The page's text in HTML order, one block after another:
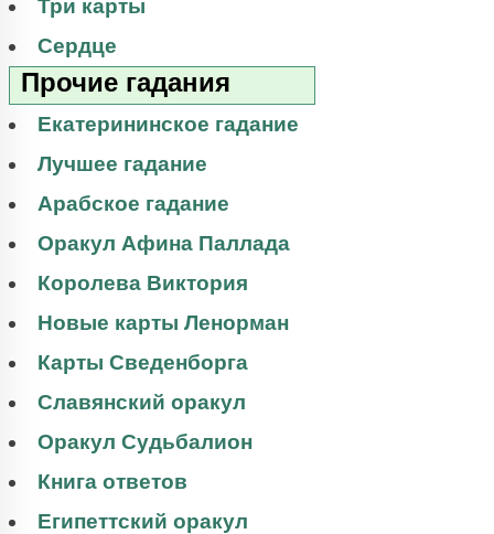
Три карты
Сердце
Прочие гадания
Екатерининское гадание
Лучшее гадание
Арабское гадание
Оракул Афина Паллада
Королева Виктория
Новые карты Ленорман
Карты Сведенборга
Славянский оракул
Оракул Судьбалион
Книга ответов
Египеттский оракул